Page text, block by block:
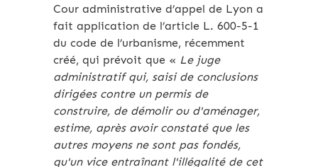
Cour administrative d’appel de Lyon a
fait application de l’article L. 600-5-1
du code de l’urbanisme, récemment
créé, qui prévoit que « Le juge
administratif qui, saisi de conclusions
dirigées contre un permis de
construire, de démolir ou d'aménager,
estime, après avoir constaté que les
autres moyens ne sont pas fondés,
qu'un vice entraînant l'illégalité de cet